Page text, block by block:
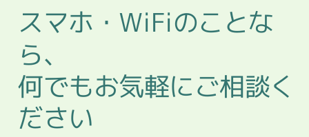
スマホ・WiFiのことな
ら、
何でもお気軽にご相談く
ださい